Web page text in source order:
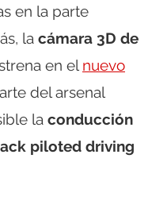
en la parte
la cámara 3D de
en el nuevo
del arsenal
la conducción
piloted driving